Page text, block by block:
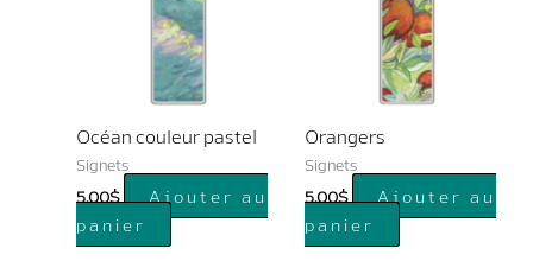
Océan couleur pastel
Signets
5.00$
Ajouter au
panier
Orangers
Signets
5.00$
Ajouter au
panier